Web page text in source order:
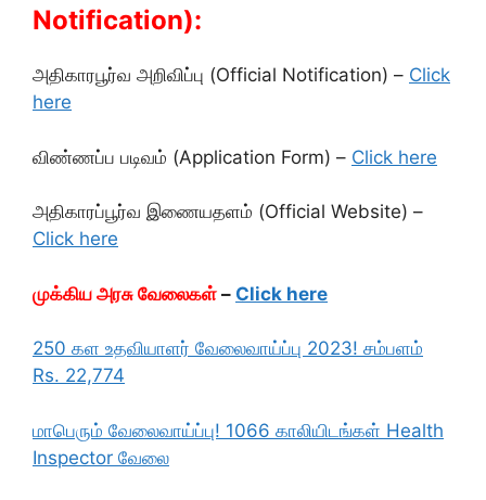
Notification):
அதிகாரபூர்வ அறிவிப்பு (Official Notification) – Click
here
விண்ணப்ப படிவம் (Application Form) – Click here
அதிகாரப்பூர்வ இணையதளம் (Official Website) –
Click here
முக்கிய அரசு வேலைகள் – Click here
250 கள உதவியாளர் வேலைவாய்ப்பு 2023! சம்பளம்
Rs. 22,774
மாபெரும் வேலைவாய்ப்பு! 1066 காலியிடங்கள் Health
Inspector வேலை